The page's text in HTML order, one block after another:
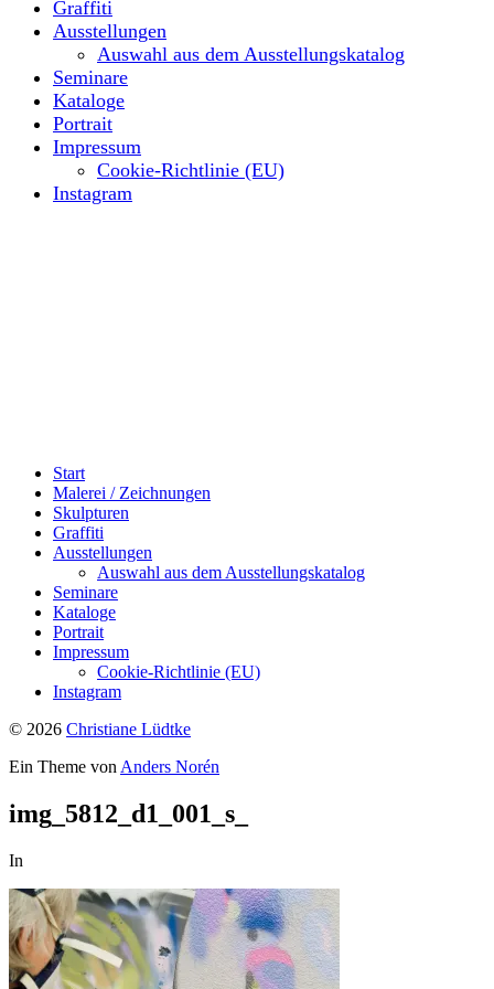
Graffiti
Ausstellungen
Auswahl aus dem Ausstellungskatalog
Seminare
Kataloge
Portrait
Impressum
Cookie-Richtlinie (EU)
Instagram
Start
Malerei / Zeichnungen
Skulpturen
Graffiti
Ausstellungen
Auswahl aus dem Ausstellungskatalog
Seminare
Kataloge
Portrait
Impressum
Cookie-Richtlinie (EU)
Instagram
© 2026 Christiane Lüdtke
Ein Theme von Anders Norén
img_5812_d1_001_s_
In